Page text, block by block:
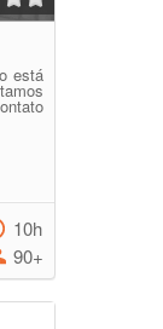
está
10h
90+